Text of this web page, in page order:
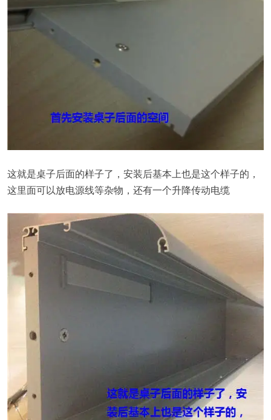
这就是桌子后面的样子了，安装后基本上也是这个样子的，
这里面可以放电源线等杂物，还有一个升降传动电缆